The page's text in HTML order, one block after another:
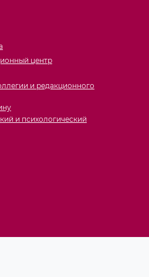
центр
и редакционного
и психологический